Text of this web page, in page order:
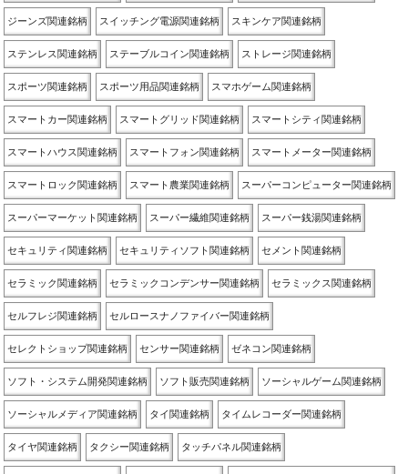
ジーンズ関連銘柄 スイッチング電源関連銘柄 スキンケア関連銘柄
ステンレス関連銘柄 ステーブルコイン関連銘柄 ストレージ関連銘柄
スポーツ関連銘柄 スポーツ用品関連銘柄 スマホゲーム関連銘柄
スマートカー関連銘柄 スマートグリッド関連銘柄 スマートシティ関連銘柄
スマートハウス関連銘柄 スマートフォン関連銘柄 スマートメーター関連銘柄
スマートロック関連銘柄 スマート農業関連銘柄 スーパーコンピューター関連銘柄
スーパーマーケット関連銘柄 スーパー繊維関連銘柄 スーパー銭湯関連銘柄
セキュリティ関連銘柄 セキュリティソフト関連銘柄 セメント関連銘柄
セラミック関連銘柄 セラミックコンデンサー関連銘柄 セラミックス関連銘柄
セルフレジ関連銘柄 セルロースナノファイバー関連銘柄
セレクトショップ関連銘柄 センサー関連銘柄 ゼネコン関連銘柄
ソフト・システム開発関連銘柄 ソフト販売関連銘柄 ソーシャルゲーム関連銘柄
ソーシャルメディア関連銘柄 タイ関連銘柄 タイムレコーダー関連銘柄
タイヤ関連銘柄 タクシー関連銘柄 タッチパネル関連銘柄